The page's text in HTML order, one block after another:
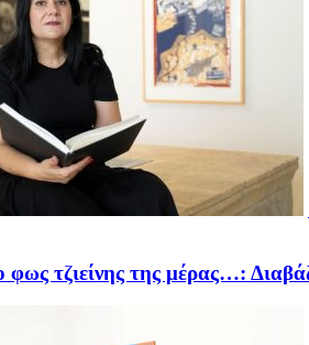
φως τζιείνης της μέρας…: